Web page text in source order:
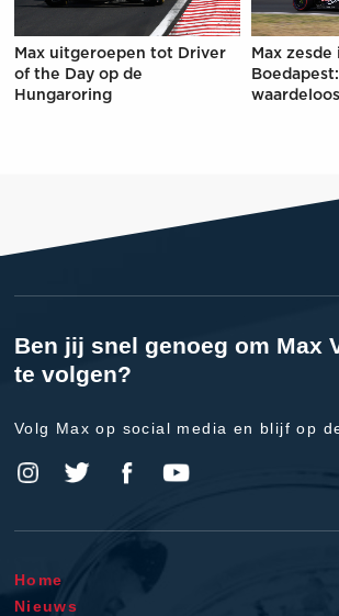
Max uitgeroepen tot Driver
of the Day op de
Hungaroring
Max
Ben jij snel genoeg om Max
te volgen?
Volg Max op social media en blijf op
Home
Nieuws